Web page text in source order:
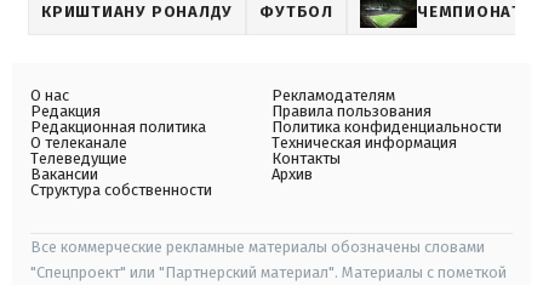
КРИШТИАНУ РОНАЛДУ ФУТБОЛ ЧЕМПИОНАТ
О нас
Редакция
Редакционная политика
О телеканале
Телеведущие
Вакансии
Структура собственности
Рекламодателям
Правила пользования
Политика конфиденциальности
Техническая информация
Контакты
Архив
Все коммерческие рекламные материалы обозначены словами
"Спецпроект" или "Партнерский материал". Материалы с пометкой